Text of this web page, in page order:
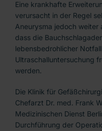
Eine krankhafte
verursacht in der Regel
Aneurysma jedoch weiter
dass die
lebensbedrohlicher
Ultraschalluntersuchung
werden.
Die Klinik für
Chefarzt Dr. med. Frank
Medizinischen Dienst
Durchführung der